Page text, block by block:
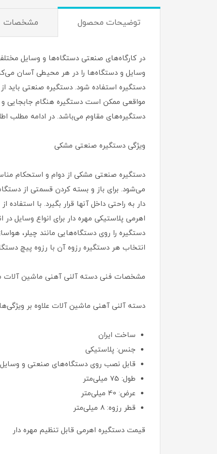
توضیحات محصول مشخصات
در کارگاه‌های صنعتی دستگاه‌ها و وسایل
وسایل و دستگاه‌ها را در هر محیطی آسان
دستگیره استفاده شود. دستگیره صنعتی باید
دستگیره‌های مقاوم می‌باشد. در ادامه مطلب
ویژگی‌ دستگیره صنعتی مشکی
دستگیره صنعتی مشکی از دوام و استحکام
می‌شود. برای باز و بسته کردن قسمتی از
دار به راحتی داخل آنها قرار بگیرد. با
اهرمی پلاستیکی مهره دار برای انواع وسایل
دستگیره را روی دستگاه‌هایی مانند چیلر،
انتخاب هر دستگیره رزوه آن با رزوه پیچ
مشخصات فنی دسته آلنی آهنی ماشین آلات
دسته آلنی آهنی ماشین آلات علاوه بر
ساخت ایران
جنس: پلاستیکی
قابل نصب روی دستگاه‌های صنعتی و
طول: 75 میلی‌متر
عرض: 40 میلی‌متر
قطر رزوه: 8 میلی‌متر
قیمت دستگیره اهرمی قابل تنظیم مهره دار